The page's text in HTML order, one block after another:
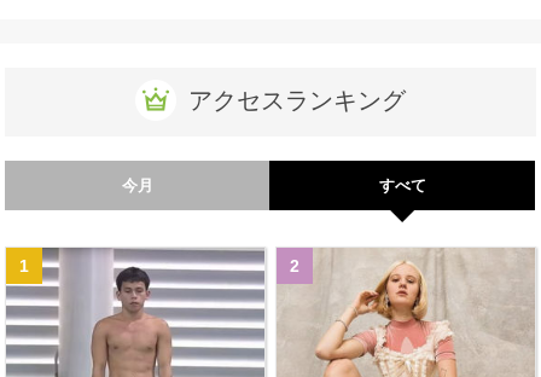
アクセスランキング
今月 すべて